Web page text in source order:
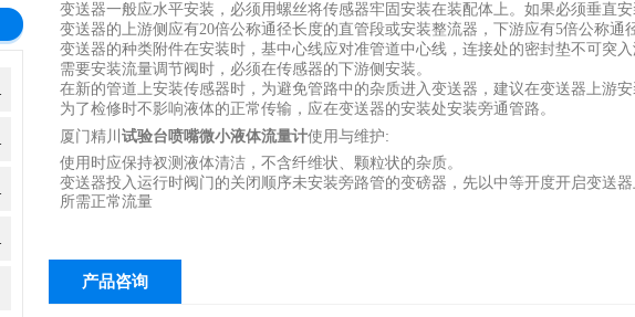
变送器一般应水平安装，必须用螺丝将传感器牢固安装在装配体上。如果必须垂直
变送器的上游侧应有20倍公称通径长度的直管段或安装整流器，下游应有5倍公称通
变送器的种类附件在安装时，基中心线应对准管道中心线，连接处的密封垫不可突
需要安装流量调节阀时，必须在传感器的下游侧安装。
在新的管道上安装传感器时，为避免管路中的杂质进入变送器，建议在变送器上游安
为了检修时不影响液体的正常传输，应在变送器的安装处安装旁通管路。
​厦门精川 试验台喷嘴微小液体流量计使用与维护:
使用时应保持衩测液体清洁，不含纤维状、颗粒状的杂质。
变送器投入运行时阀门的关闭顺序未安装旁路管的变磅器，先以中等开度开启变送
所需正常流量
产品咨询